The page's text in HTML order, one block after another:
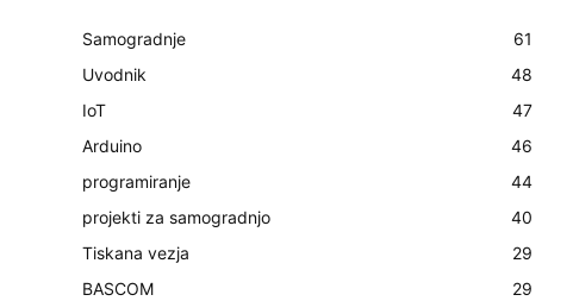
Samogradnje
61
Uvodnik
48
IoT
47
Arduino
46
programiranje
44
projekti za samogradnjo
40
Tiskana vezja
29
BASCOM
29